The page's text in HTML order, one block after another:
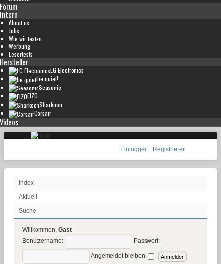
Forum
Intern
About us
Jobs
Wie wir testen
Werbung
Lesertests
Hersteller
LG Electronics
be quiet!
Seasonic
EIZO
Sharkoon
Corsair
Videos
Einloggen Registrieren
Index
Aktuell
Suche
Willkommen, Gast
Benutzername:
Passwort:
Angemeldet bleiben: